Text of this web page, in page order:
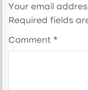
Your email
Required fields
Comment *